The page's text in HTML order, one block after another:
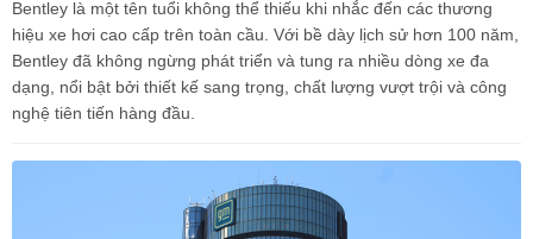
Bentley là một tên tuổi không thể thiếu khi nhắc đến các thương
hiệu xe hơi cao cấp trên toàn cầu. Với bề dày lịch sử hơn 100 năm,
Bentley đã không ngừng phát triển và tung ra nhiều dòng xe đa
dạng, nổi bật bởi thiết kế sang trọng, chất lượng vượt trội và công
nghệ tiên tiến hàng đầu.